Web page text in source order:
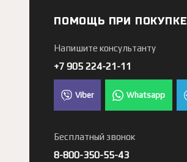
ПОМОЩЬ ПРИ ПОКУПКЕ
Напишите консультанту
+7 905 224-21-11
Viber Whatsapp
Бесплатный звонок
8-800-350-55-43